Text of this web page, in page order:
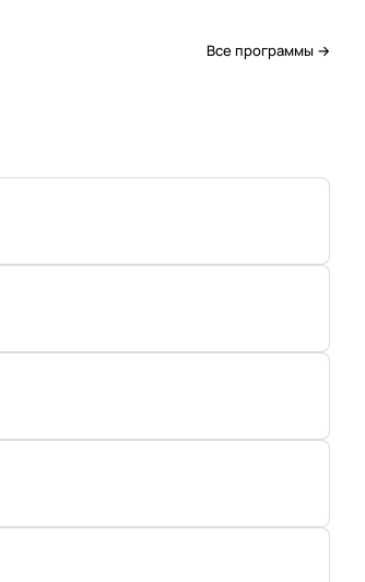
Все программы →